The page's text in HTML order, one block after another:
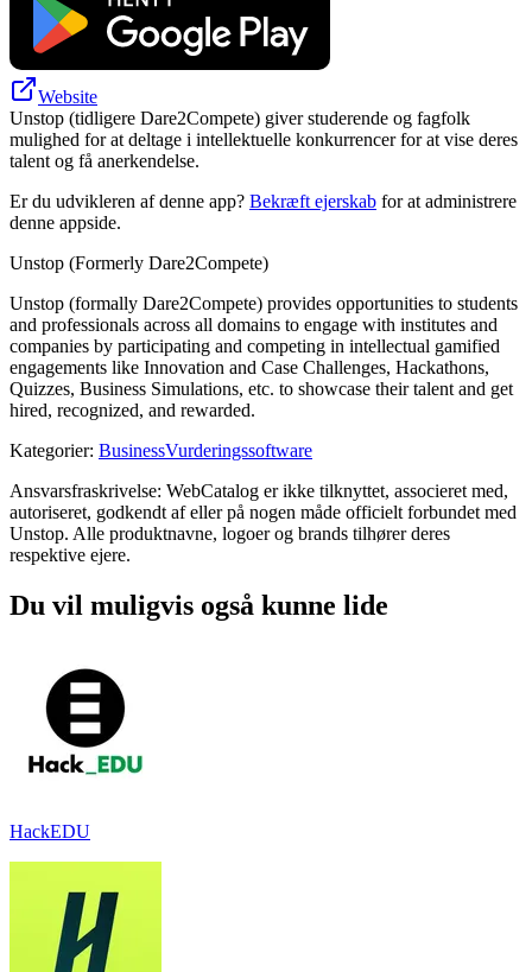
Website
Unstop (tidligere Dare2Compete) giver studerende og fagfolk
mulighed for at deltage i intellektuelle konkurrencer for at vise deres
talent og få anerkendelse.
Er du udvikleren af denne app? Bekræft ejerskab for at administrere
denne appside.
Unstop (Formerly Dare2Compete)
Unstop (formally Dare2Compete) provides opportunities to students
and professionals across all domains to engage with institutes and
companies by participating and competing in intellectual gamified
engagements like Innovation and Case Challenges, Hackathons,
Quizzes, Business Simulations, etc. to showcase their talent and get
hired, recognized, and rewarded.
Kategorier: BusinessVurderingssoftware
Ansvarsfraskrivelse: WebCatalog er ikke tilknyttet, associeret med,
autoriseret, godkendt af eller på nogen måde officielt forbundet med
Unstop. Alle produktnavne, logoer og brands tilhører deres
respektive ejere.
Du vil muligvis også kunne lide
HackEDU